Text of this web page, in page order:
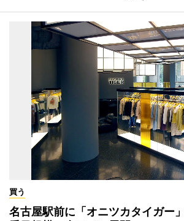
買う
名古屋駅前に「オニツカタイガ